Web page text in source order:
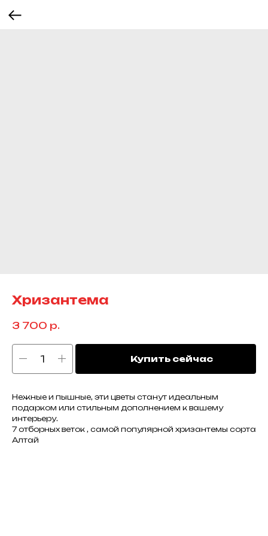
Хризантема
3 700 р.
Купить сейчас
Нежные и пышные, эти цветы станут идеальным
подарком или стильным дополнением к вашему
интерьеру.
7 отборных веток , самой популярной хризантемы сорта
Алтай